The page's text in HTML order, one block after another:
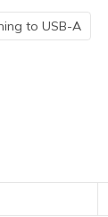
to USB-A